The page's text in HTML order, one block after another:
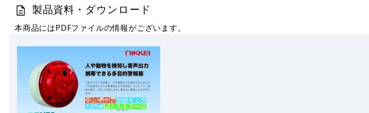
製品資料・ダウンロード
本商品にはPDFファイルの情報がございます。